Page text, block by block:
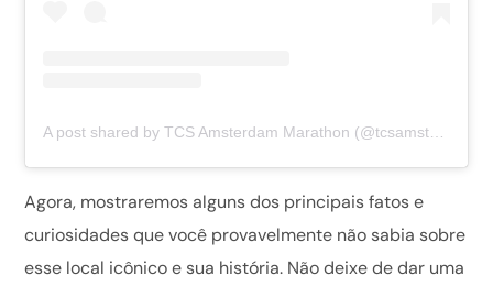
Agora, mostraremos alguns dos principais fatos e
curiosidades que você provavelmente não sabia sobre
esse local icônico e sua história. Não deixe de dar uma